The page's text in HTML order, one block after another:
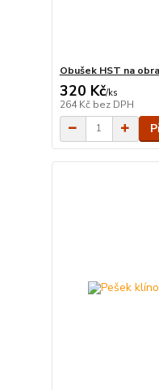
Obušek HST na
320 Kč/ks
264 Kč bez DPH